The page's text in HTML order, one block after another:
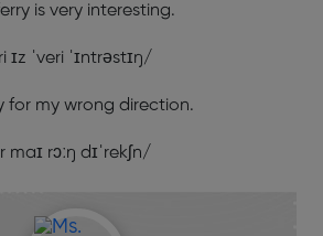
is very interesting.
ˈveri ˈɪntrəstɪŋ/
for my wrong direction.
maɪ rɔːŋ dɪˈrekʃn/